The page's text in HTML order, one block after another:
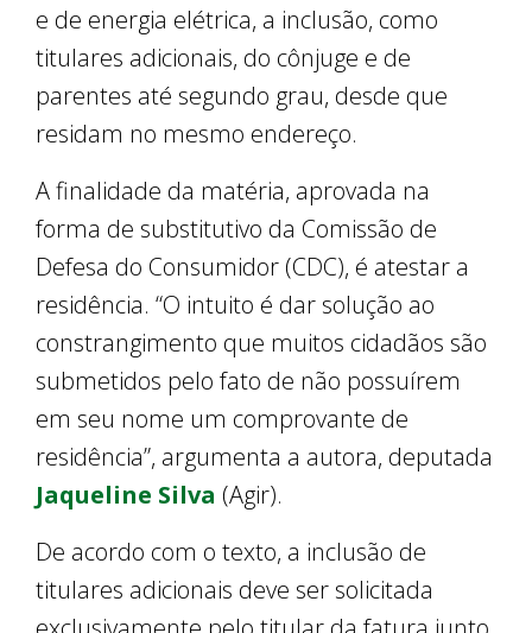
e de energia elétrica, a inclusão, como
titulares adicionais, do cônjuge e de
parentes até segundo grau, desde que
residam no mesmo endereço.
A finalidade da matéria, aprovada na
forma de substitutivo da Comissão de
Defesa do Consumidor (CDC), é atestar a
residência. “O intuito é dar solução ao
constrangimento que muitos cidadãos são
submetidos pelo fato de não possuírem
em seu nome um comprovante de
residência”, argumenta a autora, deputada
Jaqueline Silva (Agir).
De acordo com o texto, a inclusão de
titulares adicionais deve ser solicitada